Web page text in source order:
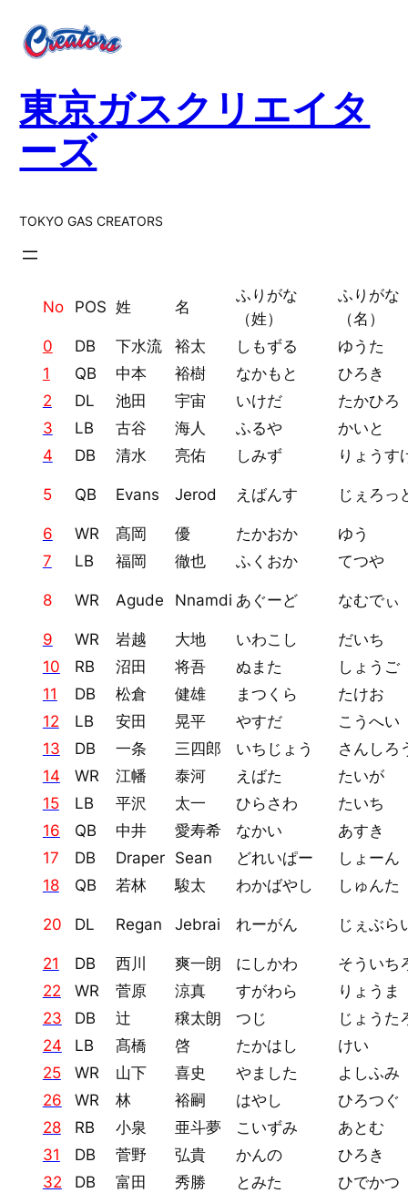
ス東京ガスクリエイタ
ーズ
TOKYO GAS CREATORS
No POS 姓 名
ふりがな
（姓）
ふりがな
（名）
0
DB 下水流 裕太 しもずる
ゆうた
1
QB 中本 裕樹 なかもと
ひろき
2
DL 池田 宇宙 いけだ
たかひろ
3
LB 古谷 海人 ふるや
かいと
4
DB 清水 亮佑 しみず りょうす
5 QB Evans Jerod えばんす じぇろっ
6 WR 髙岡 優 たかおか
ゆう
7
LB 福岡 徹也 ふくおか てつや
8 WR Agude Nnamdi あぐーど なむでぃ
9 WR 岩越 大地 いわこし
だいち
10
RB 沼田 将吾 ぬまた
しょうご
11
DB 松倉 健雄 まつくら
たけお
12
LB 安田 晃平 やすだ
こうへい
13
DB 一条 三四郎 いちじょう
さんしろ
14
WR 江幡 泰河 えばた
たいが
15
LB 平沢 太一 ひらさわ
たいち
16
QB 中井 愛寿希 なかい
あすき
17
DB Draper Sean どれいぱー
しょーん
18
QB 若林 駿太 わかばやし しゅんた
20 DL Regan Jebrai れーがん じぇぶら
21 DB 西川 爽一朗 にしかわ
そういち
22
WR 菅原 涼真 すがわら
りょうま
23
DB 辻 穣太朗 つじ
じょうた
24
LB 髙橋 啓 たかはし
けい
25
WR 山下 喜史 やました
よしふみ
26
WR 林 裕嗣 はやし
ひろつぐ
28
RB 小泉 亜斗夢 こいずみ
あとむ
31
DB 菅野 弘貴 かんの
ひろき
32
DB 富田 秀勝 とみた
ひでかつ